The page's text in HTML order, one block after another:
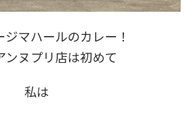
マハールのカレー！
ンヌプリ店は初めて
私は